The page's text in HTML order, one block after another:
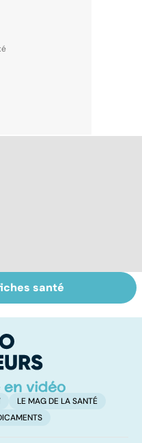
des
: que
?
santé
LE MAG DE LA SANTÉ